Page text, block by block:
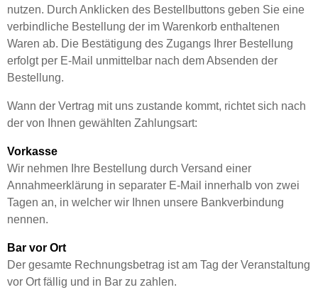
nutzen. Durch Anklicken des Bestellbuttons geben Sie eine
verbindliche Bestellung der im Warenkorb enthaltenen
Waren ab. Die Bestätigung des Zugangs Ihrer Bestellung
erfolgt per E-Mail unmittelbar nach dem Absenden der
Bestellung.
Wann der Vertrag mit uns zustande kommt, richtet sich nach
der von Ihnen gewählten Zahlungsart:
Vorkasse
Wir nehmen Ihre Bestellung durch Versand einer
Annahmeerklärung in separater E-Mail innerhalb von zwei
Tagen an, in welcher wir Ihnen unsere Bankverbindung
nennen.
Bar vor Ort
Der gesamte Rechnungsbetrag ist am Tag der Veranstaltung
vor Ort fällig und in Bar zu zahlen.